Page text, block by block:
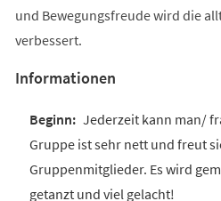
und Bewegungsfreude wird die
verbessert.
Informationen
Jederzeit kann man/
Gruppe ist sehr nett und freut
Gruppenmitglieder. Es wird
getanzt und viel gelacht!